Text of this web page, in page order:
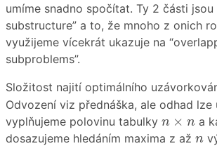
umíme snadno spočítat. Ty 2 části jsou
substructure” a to, že mnoho z onich
využijeme vícekrát ukazuje na
subproblems”.
Složitost najití optimálního
Odvození viz přednáška, ale odhad
vyplňujeme polovinu tabulky n × n
n ×n a
dosazujeme hledáním maxima z až n
n